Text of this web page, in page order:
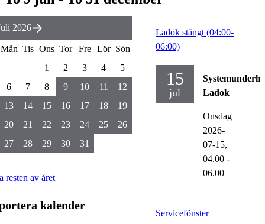
Ladok stängt (04:00-
06:00)
15
jul
Ladok
Onsdag
2026-
07-15,
04.00 -
06.00
Servicefönster
2026
Mån Tis Ons Tor Fre Lör Sön
1
2 3 4
5
6
7 8 9 10 11
12
13
14 15 16 17 18
19
20
21 22 23 24 25
26
27
28 29 30 31
resten av året
kalender